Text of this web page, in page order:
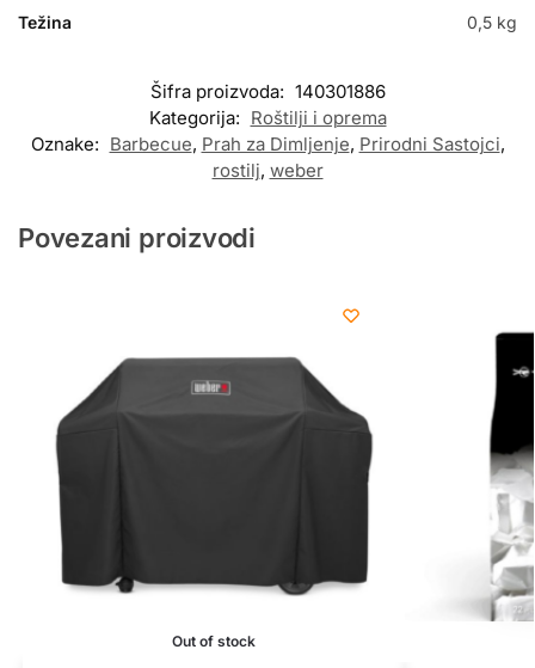
Težina 0,5 kg
Šifra proizvoda: 140301886
Kategorija: Roštilji i oprema
Oznake: Barbecue, Prah za Dimljenje, Prirodni Sastojci,
rostilj, weber
Povezani proizvodi
Out of stock